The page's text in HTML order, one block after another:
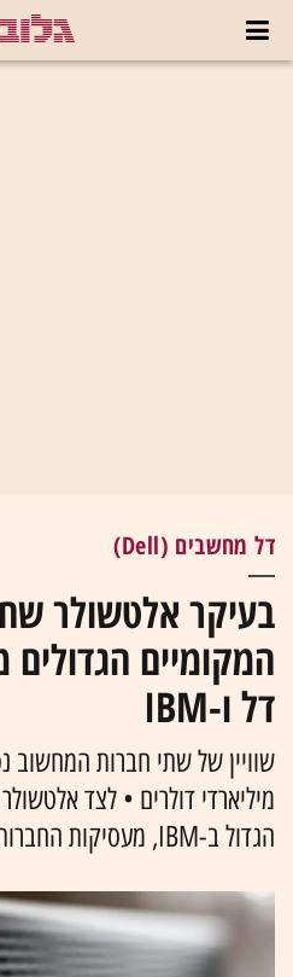
דל מחשבים (Dell)
בעיקר אלטשולר
המקומיים הגדולים
דל ו-IBM
שוויין של שתי חברות
מיליארדי דולרים • לצד
הגדול ב-IBM, מעסיקות החברות בארץ אלפי עובדים